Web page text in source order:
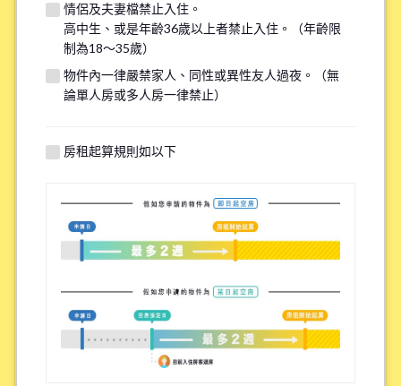
考量現有住戶的安全與隱私，每人原則上僅限參觀一間物件。
若您的需求與其他物件匹配，我們將在看房前線上諮詢時提供
額外選項，請填寫下方資訊以供參考。
上學或上班的便利性
周邊環境
語言環境
Share House內的頻繁互動程度
情侶及夫妻檔禁止入住。
高中生、或是年齡36歲以上者禁止入住。（年齡限
制為18～35歲）
物件內一律嚴禁家人、同性或異性友人過夜。（無
論單人房或多人房一律禁止）
房租起算規則如以下